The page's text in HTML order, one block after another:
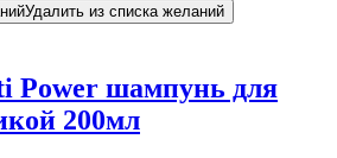
Удалить из списка желаний
Power шампунь для
200мл